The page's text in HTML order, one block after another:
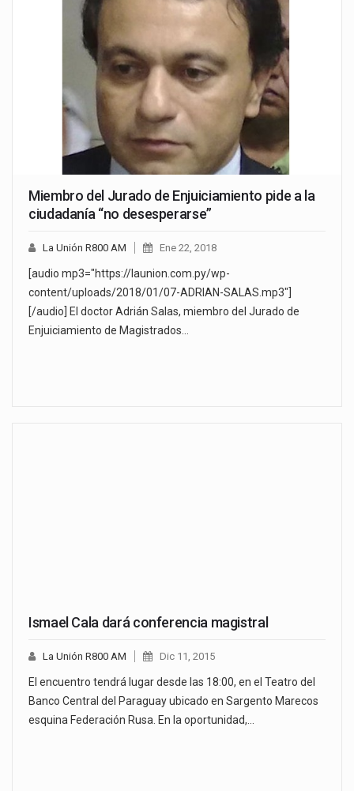
Miembro del Jurado de Enjuiciamiento pide a la
ciudadanía “no desesperarse”
La Unión R800 AM Ene 22, 2018
[audio mp3="https://launion.com.py/wp-
content/uploads/2018/01/07-ADRIAN-SALAS.mp3"]
[/audio] El doctor Adrián Salas, miembro del Jurado de
Enjuiciamiento de Magistrados…
Ismael Cala dará conferencia magistral
La Unión R800 AM Dic 11, 2015
El encuentro tendrá lugar desde las 18:00, en el Teatro del
Banco Central del Paraguay ubicado en Sargento Marecos
esquina Federación Rusa. En la oportunidad,…